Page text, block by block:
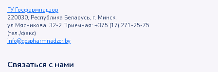
ГУ Госфармнадзор
220030, Республика Беларусь, г. Минск,
ул.Мясникова, 32-2 Приемная: +375 (17) 271-25-75
(тел./факс)
info@gospharmnadzor.by
Связаться с нами